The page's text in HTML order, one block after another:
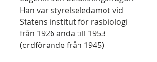
Han var styrelseledamot vid
Statens institut för rasbiologi
från 1926 ända till 1953
(ordförande från 1945).